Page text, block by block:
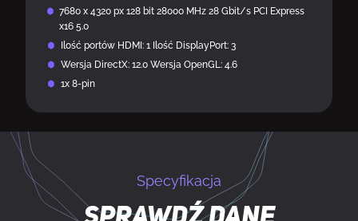
7680 x 4320 px 128 bit 28000 MHz 28 Gbit/s PCI Express
x16 5.0
Ilość portów HDMI: 1 Ilość DisplayPort: 3
Wersja DirectX: 12.0 Wersja OpenGL: 4.6
1x 8-pin
Specyfikacja